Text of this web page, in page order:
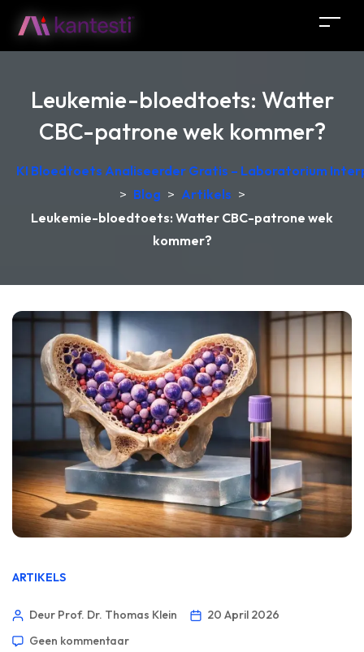
Leukemie-bloedtoets: Watter
CBC-patrone wek kommer?
KI Bloedtoets Analiseerder Gratis – Laboratorium
> Blog > Artikels >
Leukemie-bloedtoets: Watter CBC-patrone wek
kommer?
ARTIKELS
Deur Prof. Dr. Thomas Klein
20 April 2026
Geen kommentaar